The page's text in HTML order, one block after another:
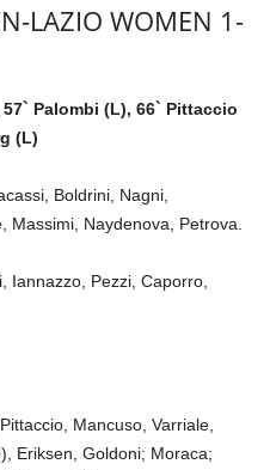
LAZIO WOMEN 1-
Palombi (L), 66` Pittaccio
(L)
Boldrini, Nagni,
Massimi, Naydenova, Petrova.
Iannazzo, Pezzi, Caporro,
Mancuso, Varriale,
Eriksen, Goldoni; Moraca;